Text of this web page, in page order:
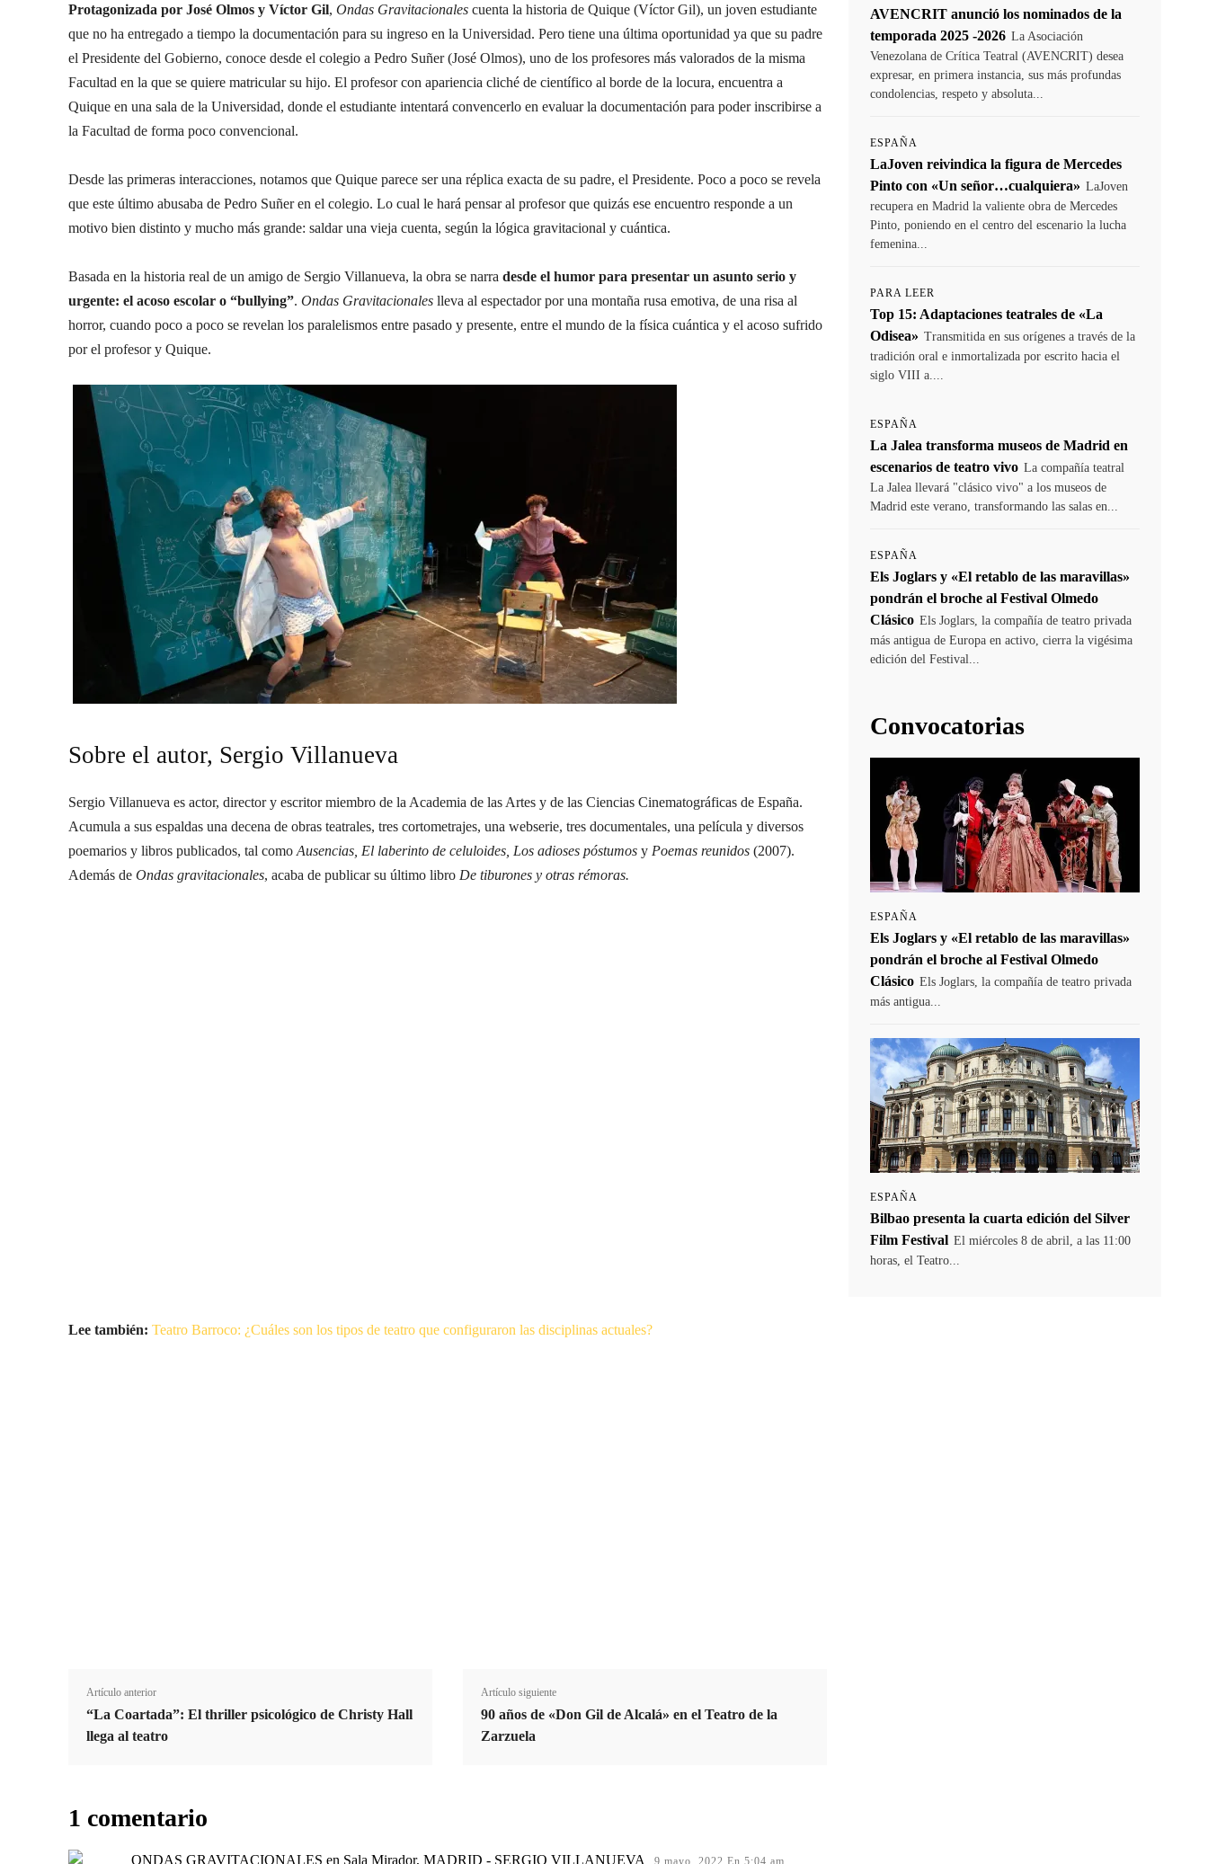
Protagonizada por José Olmos y Víctor Gil, Ondas Gravitacionales cuenta la historia de Quique (Víctor Gil), un joven estudiante
que no ha entregado a tiempo la documentación para su ingreso en la Universidad. Pero tiene una última oportunidad ya que su padre
el Presidente del Gobierno, conoce desde el colegio a Pedro Suñer (José Olmos), uno de los profesores más valorados de la misma
Facultad en la que se quiere matricular su hijo. El profesor con apariencia cliché de científico al borde de la locura, encuentra a
Quique en una sala de la Universidad, donde el estudiante intentará convencerlo en evaluar la documentación para poder inscribirse a
la Facultad de forma poco convencional.
Desde las primeras interacciones, notamos que Quique parece ser una réplica exacta de su padre, el Presidente. Poco a poco se revela
que este último abusaba de Pedro Suñer en el colegio. Lo cual le hará pensar al profesor que quizás ese encuentro responde a un
motivo bien distinto y mucho más grande: saldar una vieja cuenta, según la lógica gravitacional y cuántica.
Basada en la historia real de un amigo de Sergio Villanueva, la obra se narra desde el humor para presentar un asunto serio y
urgente: el acoso escolar o “bullying”. Ondas Gravitacionales lleva al espectador por una montaña rusa emotiva, de una risa al
horror, cuando poco a poco se revelan los paralelismos entre pasado y presente, entre el mundo de la física cuántica y el acoso sufrido
por el profesor y Quique.
Sobre el autor, Sergio Villanueva
Sergio Villanueva es actor, director y escritor miembro de la Academia de las Artes y de las Ciencias Cinematográficas de España.
Acumula a sus espaldas una decena de obras teatrales, tres cortometrajes, una webserie, tres documentales, una película y diversos
poemarios y libros publicados, tal como Ausencias, El laberinto de celuloides, Los adioses póstumos y Poemas reunidos (2007).
Además de Ondas gravitacionales, acaba de publicar su último libro De tiburones y otras rémoras.
Lee también: Teatro Barroco: ¿Cuáles son los tipos de teatro que configuraron las disciplinas actuales?
Artículo anterior
“La Coartada”: El thriller psicológico de Christy Hall
llega al teatro
Artículo siguiente
90 años de «Don Gil de Alcalá» en el Teatro de la
Zarzuela
1 comentario
ONDAS GRAVITACIONALES en Sala Mirador, MADRID - SERGIO VILLANUEVA 9 mayo, 2022 En 5:04 am
AVENCRIT anunció los nominados de la
temporada 2025 -2026 La Asociación
Venezolana de Crítica Teatral (AVENCRIT) desea
expresar, en primera instancia, sus más profundas
condolencias, respeto y absoluta...
ESPAÑA
LaJoven reivindica la figura de Mercedes
Pinto con «Un señor…cualquiera» LaJoven
recupera en Madrid la valiente obra de Mercedes
Pinto, poniendo en el centro del escenario la lucha
femenina...
PARA LEER
Top 15: Adaptaciones teatrales de «La
Odisea» Transmitida en sus orígenes a través de la
tradición oral e inmortalizada por escrito hacia el
siglo VIII a....
ESPAÑA
La Jalea transforma museos de Madrid en
escenarios de teatro vivo La compañía teatral
La Jalea llevará "clásico vivo" a los museos de
Madrid este verano, transformando las salas en...
ESPAÑA
Els Joglars y «El retablo de las maravillas»
pondrán el broche al Festival Olmedo
Clásico Els Joglars, la compañía de teatro privada
más antigua de Europa en activo, cierra la vigésima
edición del Festival...
Convocatorias
ESPAÑA
Els Joglars y «El retablo de las maravillas»
pondrán el broche al Festival Olmedo
Clásico Els Joglars, la compañía de teatro privada
más antigua...
ESPAÑA
Bilbao presenta la cuarta edición del Silver
Film Festival El miércoles 8 de abril, a las 11:00
horas, el Teatro...